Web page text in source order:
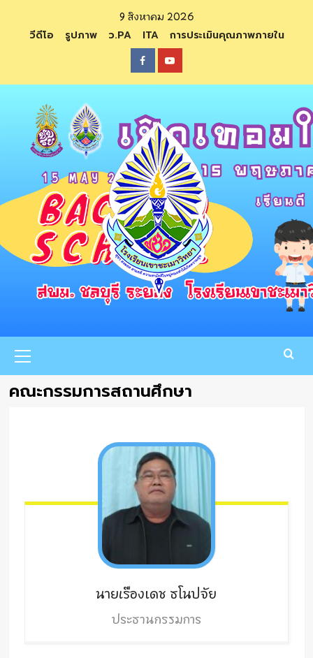
content
9 สิงหาคม 2026
วีดีโอ รูปภาพ ว.PA ITA การประเมินคุณภาพภายใน
FacebookYoutube
Menu
คณะกรรมการสถานศึกษา
นายเรืองเดช ธโนปจัย
ประธานกรรมการ